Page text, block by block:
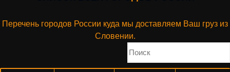
Перечень городов России куда мы доставляем Ваш груз из
Словении.